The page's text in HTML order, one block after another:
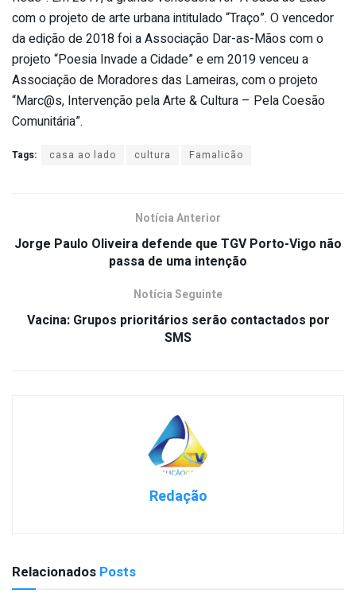
com o projeto de arte urbana intitulado “Traço”. O vencedor
da edição de 2018 foi a Associação Dar-as-Mãos com o
projeto “Poesia Invade a Cidade” e em 2019 venceu a
Associação de Moradores das Lameiras, com o projeto
“Marc@s, Intervenção pela Arte & Cultura – Pela Coesão
Comunitária”.
Tags: casa ao lado cultura Famalicão
Notícia Anterior
Jorge Paulo Oliveira defende que TGV Porto-Vigo não
passa de uma intenção
Notícia Seguinte
Vacina: Grupos prioritários serão contactados por
SMS
Redação
Relacionados Posts